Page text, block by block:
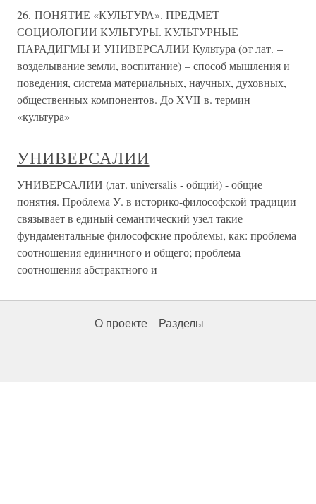
26. ПОНЯТИЕ «КУЛЬТУРА». ПРЕДМЕТ
СОЦИОЛОГИИ КУЛЬТУРЫ. КУЛЬТУРНЫЕ
ПАРАДИГМЫ И УНИВЕРСАЛИИ Культура (от лат. –
возделывание земли, воспитание) – способ мышления и
поведения, система материальных, научных, духовных,
общественных компонентов. До XVII в. термин
«культура»
УНИВЕРСАЛИИ
УНИВЕРСАЛИИ (лат. universalis - общий) - общие
понятия. Проблема У. в историко-философской традиции
связывает в единый семантический узел такие
фундаментальные философские проблемы, как: проблема
соотношения единичного и общего; проблема
соотношения абстрактного и
О проекте Разделы